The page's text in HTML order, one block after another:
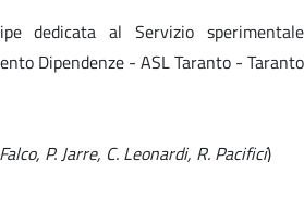
dedicata al Servizio sperimentale
Dipendenze - ASL Taranto - Taranto
P. Jarre, C. Leonardi, R. Pacifici)